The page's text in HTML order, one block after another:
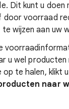
Dit kunt u doen
door voorraad
wijzen aan uw
u wel producten
op te halen, klikt
naar